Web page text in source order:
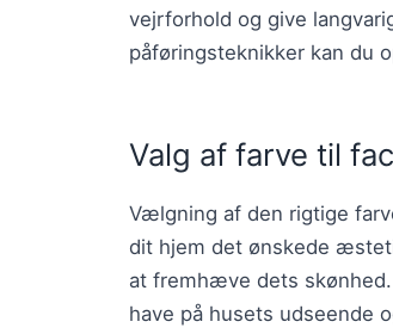
vejrforhold og give
påføringsteknikker kan du
Valg af farve til
Vælgning af den rigtige
dit hjem det ønskede
at fremhæve dets
have på husets udseende